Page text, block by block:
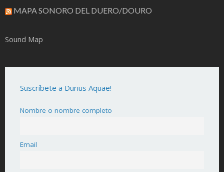
MAPA SONORO DEL DUERO/DOURO
Sound Map
Suscríbete a Durius Aquae!
Nombre o nombre completo
Email